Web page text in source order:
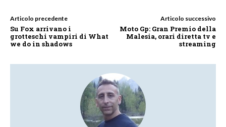
Articolo precedente
Su Fox arrivano i
grotteschi vampiri di What
we do in shadows
Articolo successivo
Moto Gp: Gran Premio della
Malesia, orari diretta tv e
streaming